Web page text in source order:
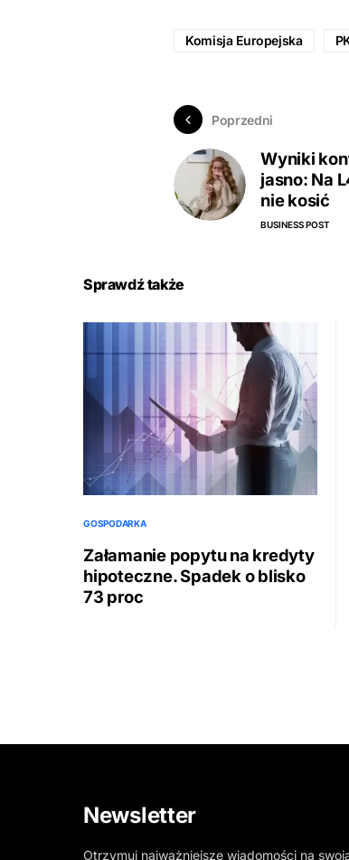
Komisja Europejska
Poprzedni
Wyniki
jasno: Na
nie kosić
BUSINESS POST
Sprawdź także
GOSPODARKA
Załamanie popytu na kredyty
hipoteczne. Spadek o blisko
73 proc
Newsletter
Otrzymuj najważniejsze wiadomości na